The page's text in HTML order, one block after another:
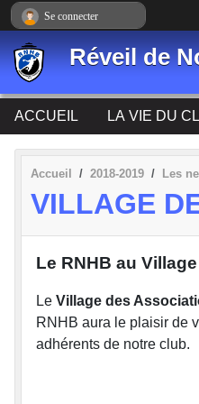
Réveil de
ACCUEIL LA VIE DU
Accueil 2018-2019 Les
VILLAGE
Le RNHB au
Le Village des
RNHB aura le plaisir de
adhérents de notre club.
Se connecter
Panneau de gestion des